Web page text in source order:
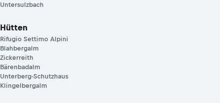
Untersulzbach
Hütten
Rifugio Settimo Alpini
Blahbergalm
Zickerreith
Bärenbadalm
Unterberg-Schutzhaus
Klingelbergalm